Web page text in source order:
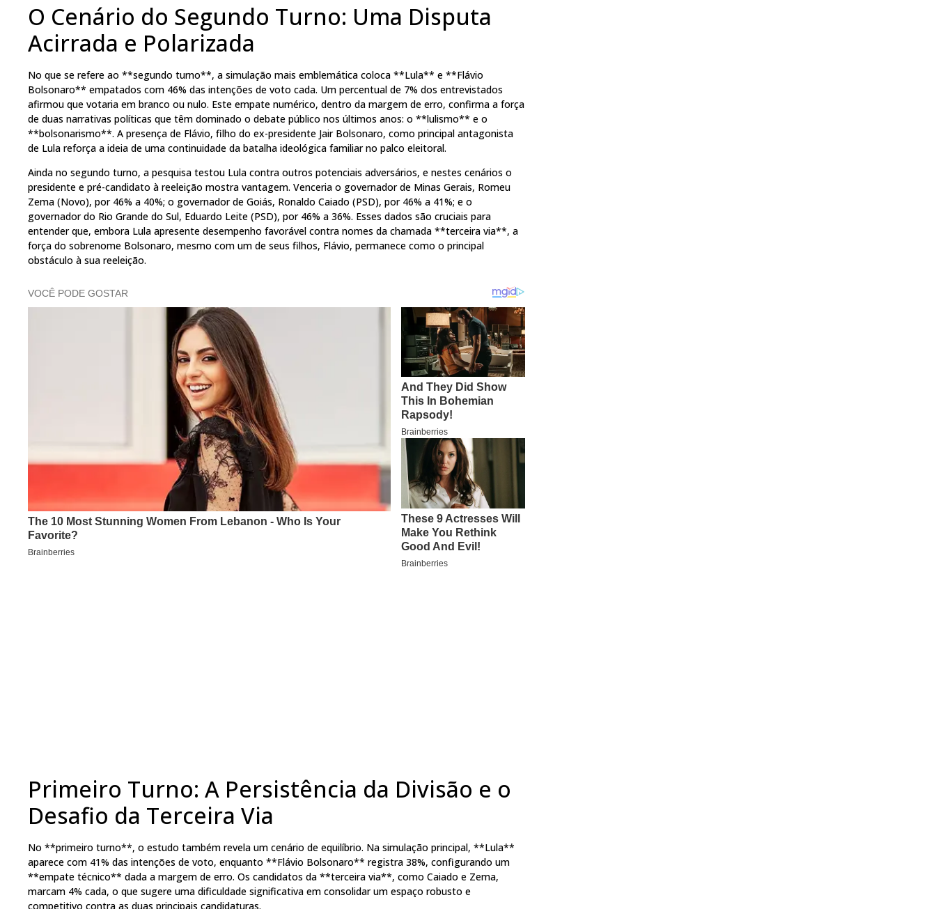
O Cenário do Segundo Turno: Uma Disputa
Acirrada e Polarizada
No que se refere ao **segundo turno**, a simulação mais emblemática coloca **Lula** e **Flávio
Bolsonaro** empatados com 46% das intenções de voto cada. Um percentual de 7% dos entrevistados
afirmou que votaria em branco ou nulo. Este empate numérico, dentro da margem de erro, confirma a força
de duas narrativas políticas que têm dominado o debate público nos últimos anos: o **lulismo** e o
**bolsonarismo**. A presença de Flávio, filho do ex-presidente Jair Bolsonaro, como principal antagonista
de Lula reforça a ideia de uma continuidade da batalha ideológica familiar no palco eleitoral.
Ainda no segundo turno, a pesquisa testou Lula contra outros potenciais adversários, e nestes cenários o
presidente e pré-candidato à reeleição mostra vantagem. Venceria o governador de Minas Gerais, Romeu
Zema (Novo), por 46% a 40%; o governador de Goiás, Ronaldo Caiado (PSD), por 46% a 41%; e o
governador do Rio Grande do Sul, Eduardo Leite (PSD), por 46% a 36%. Esses dados são cruciais para
entender que, embora Lula apresente desempenho favorável contra nomes da chamada **terceira via**, a
força do sobrenome Bolsonaro, mesmo com um de seus filhos, Flávio, permanece como o principal
obstáculo à sua reeleição.
Primeiro Turno: A Persistência da Divisão e o
Desafio da Terceira Via
No **primeiro turno**, o estudo também revela um cenário de equilíbrio. Na simulação principal, **Lula**
aparece com 41% das intenções de voto, enquanto **Flávio Bolsonaro** registra 38%, configurando um
**empate técnico** dada a margem de erro. Os candidatos da **terceira via**, como Caiado e Zema,
marcam 4% cada, o que sugere uma dificuldade significativa em consolidar um espaço robusto e
competitivo contra as duas principais candidaturas.